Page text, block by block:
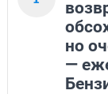
но
—